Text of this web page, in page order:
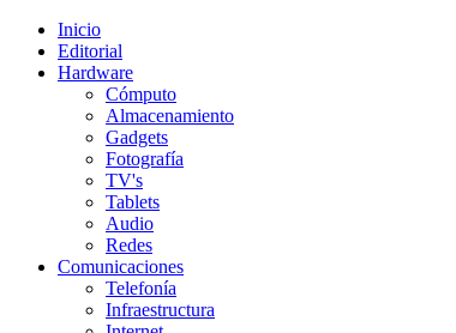
Inicio
Editorial
Hardware
Cómputo
Almacenamiento
Gadgets
Fotografía
TV's
Tablets
Audio
Redes
Comunicaciones
Telefonía
Infraestructura